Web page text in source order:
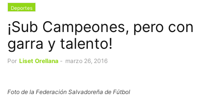
Deportes
¡Sub Campeones, pero con
garra y talento!
Por Liset Orellana - marzo 26, 2016
Foto de la Federación Salvadoreña de Fútbol